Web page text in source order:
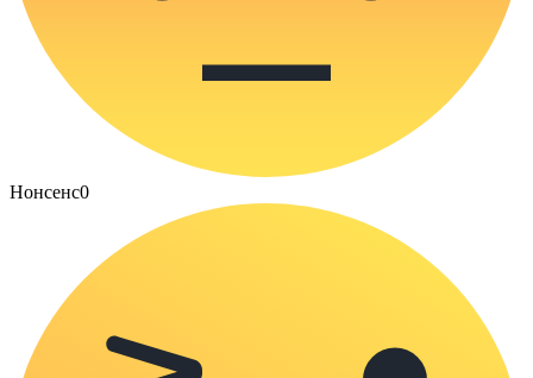
Нонсенс0